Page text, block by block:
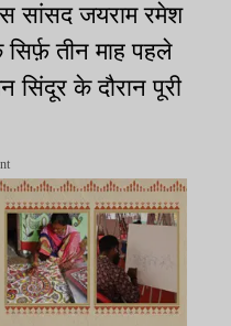
सांसद जयराम रमेश
तीन माह पहले
सिंदूर के दौरान पूरी